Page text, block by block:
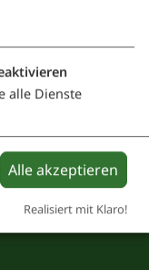
verschickt.
alle Dienste
Alle akzeptieren
Realisiert mit Klaro!